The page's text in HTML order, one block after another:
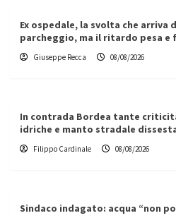
Ex ospedale, la svolta che arriva
parcheggio, ma il ritardo pesa e
Giuseppe Recca 08/08/2026
In contrada Bordea tante
idriche e manto stradale
Filippo Cardinale 08/08/2026
Sindaco indagato: acqua “non